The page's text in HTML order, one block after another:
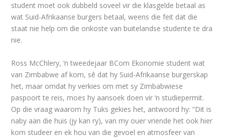
student moet ook dubbeld soveel vir die klasgelde betaal as
wat Suid-Afrikaanse burgers betaal, weens die feit dat die
staat nie help om die onkoste van buitelandse studente te dra
nie.
Ross McChlery, ‘n tweedejaar BCom Ekonomie student wat
van Zimbabwe af kom, sê dat hy Suid-Afrikaanse burgerskap
het, maar omdat hy verkies om met sy Zimbabwiese
paspoort te reis, moes hy aansoek doen vir ‘n studiepermit.
Op die vraag waarom hy Tuks gekies het, antwoord hy: “Dit is
naby aan die huis (jy kan ry), van my ouer vriende het ook hier
kom studeer en ek hou van die gevoel en atmosfeer van